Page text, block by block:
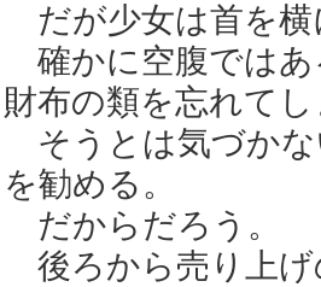
だが少女は首を横
確かに空腹ではあ
財布の類を忘れて
そうとは気づかな
を勧める。
だからだろう。
後ろから売り上げ